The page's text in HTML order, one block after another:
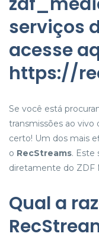
serviços
acesse
https://
Se você está
transmissões ao vivo
certo! Um dos mais
o RecStreams. Este
diretamente do ZDF
Qual a